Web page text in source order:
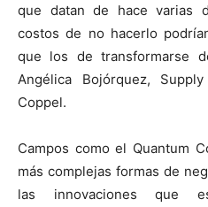
que datan de hace varias
costos de no hacerlo
que los de transformarse
Angélica Bojórquez,
Coppel.
Campos como el Quantum
más complejas formas de
las innovaciones que